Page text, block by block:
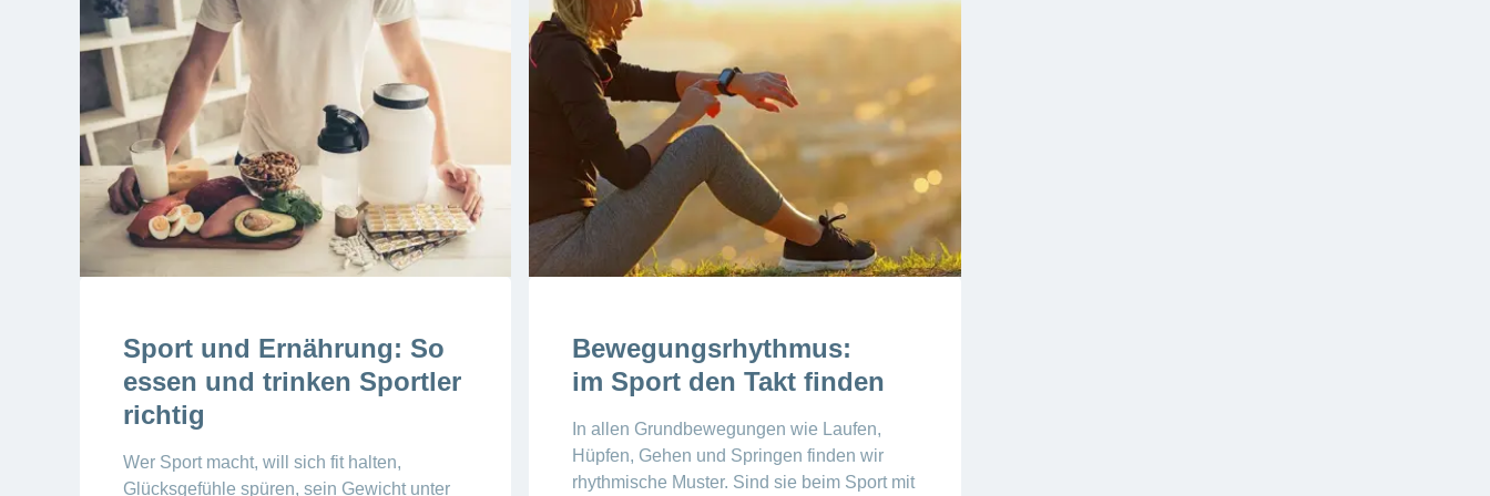
Sport und Ernährung: So
essen und trinken Sportler
richtig
Wer Sport macht, will sich fit halten,
Glücksgefühle spüren, sein Gewicht unter
Bewegungsrhythmus:
im Sport den Takt finden
In allen Grundbewegungen wie Laufen,
Hüpfen, Gehen und Springen finden wir
rhythmische Muster. Sind sie beim Sport mit